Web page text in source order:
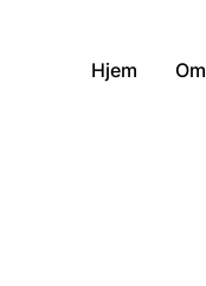
Hjem Om